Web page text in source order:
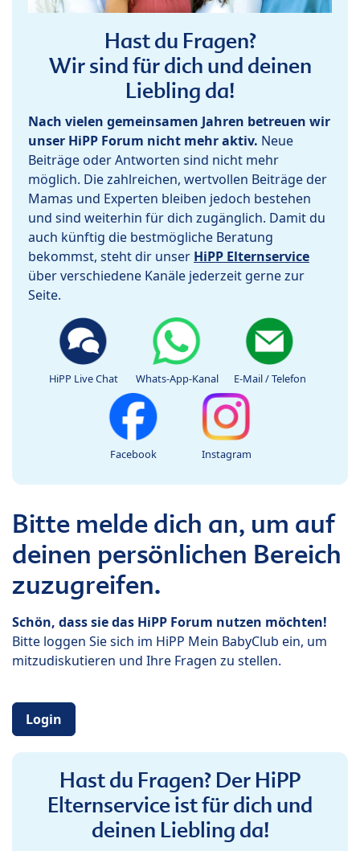
Hast du Fragen?
Wir sind für dich und deinen
Liebling da!
Nach vielen gemeinsamen Jahren betreuen wir
unser HiPP Forum nicht mehr aktiv. Neue
Beiträge oder Antworten sind nicht mehr
möglich. Die zahlreichen, wertvollen Beiträge der
Mamas und Experten bleiben jedoch bestehen
und sind weiterhin für dich zugänglich. Damit du
auch künftig die bestmögliche Beratung
bekommst, steht dir unser HiPP Elternservice
über verschiedene Kanäle jederzeit gerne zur
Seite.
HiPP Live Chat Whats-App-Kanal E-Mail / Telefon
Facebook Instagram
Bitte melde dich an, um auf
deinen persönlichen Bereich
zuzugreifen.
Schön, dass sie das HiPP Forum nutzen möchten!
Bitte loggen Sie sich im HiPP Mein BabyClub ein, um
mitzudiskutieren und Ihre Fragen zu stellen.
Login
Hast du Fragen? Der HiPP
Elternservice ist für dich und
deinen Liebling da!